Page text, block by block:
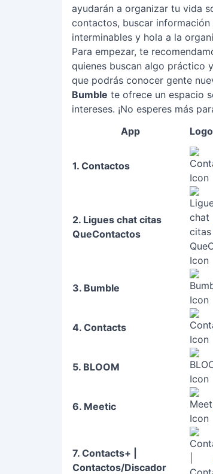
ayudarán a organizar tu vida
contactos, buscar información
interminables y hola a la
Para empezar, te
quienes buscan algo práctico
que podrás conocer gente
Bumble te ofrece un espacio
intereses. ¡No esperes más
App
Logo
1. Contactos
2. Ligues chat citas
QueContactos
3. Bumble
4. Contacts
5. BLOOM
6. Meetic
7. Contacts+ |
Contactos/Discador